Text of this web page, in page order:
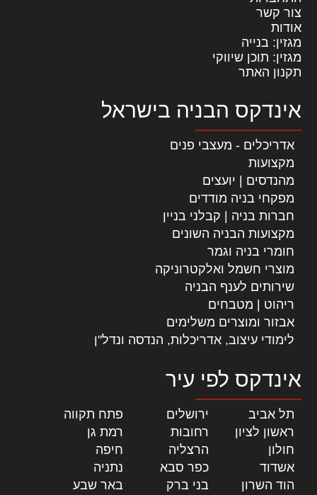
צור קשר
אודות
מגזין: בנייה
מגזין: תוכן שיווקי
תקנון האתר
אינדקס הבניה בישראל
אדריכלים - מעצבי פנים
מקצועות
מהנדסים | יועצים
מפקחי בניה מודדים
חברות בניה | קבלני בניין
מקצועות הבניה השונים
חומרי בניה וגמר
מוצרי חשמל ואלקטרוניקה
שירותים לענף הבניה
ריהוט | מטבחים
אבזור ומוצרים משלימים
לימודי עיצוב, אדריכלות, הנדסה ונדל"ן
אינדקס לפי עיר
תל אביב ירושלים פתח תקווה
ראשון לציון
רחובות רמת גן
חולון
הרצליה חיפה
אשדוד
כפר סבא נתניה
הוד השרון
בני ברק באר שבע